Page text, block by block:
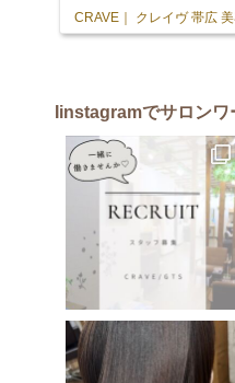
CRAVE｜ クレイヴ 帯広
Iinstagramでサロンワ